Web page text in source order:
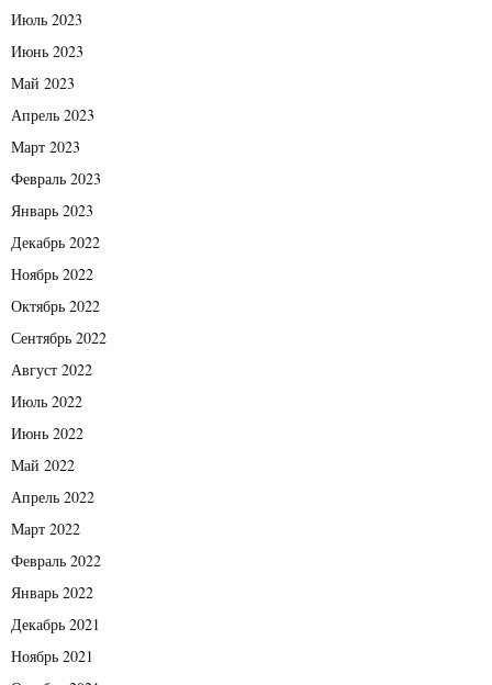
Июль 2023
Июнь 2023
Май 2023
Апрель 2023
Март 2023
Февраль 2023
Январь 2023
Декабрь 2022
Ноябрь 2022
Октябрь 2022
Сентябрь 2022
Август 2022
Июль 2022
Июнь 2022
Май 2022
Апрель 2022
Март 2022
Февраль 2022
Январь 2022
Декабрь 2021
Ноябрь 2021